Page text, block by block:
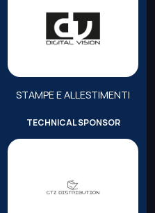
STAMPE E ALLESTIMENTI
TECHNICAL SPONSOR